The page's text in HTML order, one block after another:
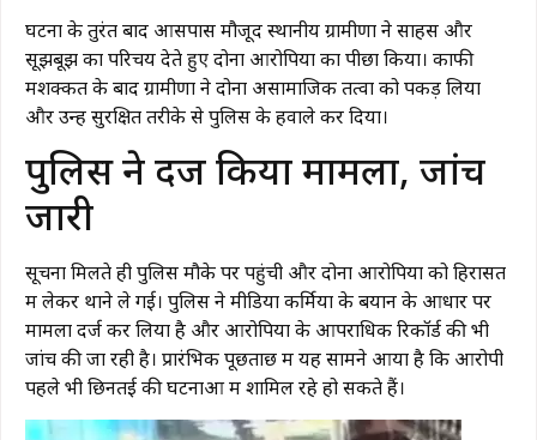
घटना के तुरंत बाद आसपास मौजूद स्थानीय ग्रामीणों ने साहस और
सूझबूझ का परिचय देते हुए दोनों आरोपियों का पीछा किया। काफी
मशक्कत के बाद ग्रामीणों ने दोनों असामाजिक तत्वों को पकड़ लिया
और उन्हें सुरक्षित तरीके से पुलिस के हवाले कर दिया।
पुलिस ने दर्ज किया मामला, जांच
जारी
सूचना मिलते ही पुलिस मौके पर पहुंची और दोनों आरोपियों को हिरासत
में लेकर थाने ले गई। पुलिस ने मीडिया कर्मियों के बयान के आधार पर
मामला दर्ज कर लिया है और आरोपियों के आपराधिक रिकॉर्ड की भी
जांच की जा रही है। प्रारंभिक पूछताछ में यह सामने आया है कि आरोपी
पहले भी छिनतई की घटनाओं में शामिल रहे हो सकते हैं।